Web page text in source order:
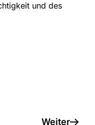
und des
Weiter